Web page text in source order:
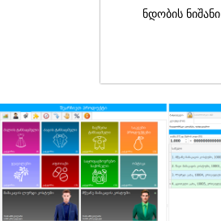
ნდობის ნიშანი